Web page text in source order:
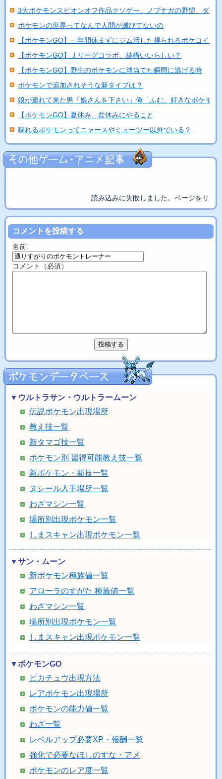
3大ポケモンスピオンオフ作品クソゲー、ノブナガの野望、ダッ...
ポケモンの世界ってなんで人間が滅びてないの
【ポケモンGO】一年間休まずにジム活した得られるポケコイン...
【ポケモンGO】Ｊリーグコラボ、結構いいらしい？
【ポケモンGO】野生のポケモンに球当てた瞬間に逃げる時
ポケモンで追加されそうな新タイプは？
娘が連れて来た男「娘さんを下さい」俺「ふむ、好きなポケモン
【ポケモンGO】夏休み、盆休みにやること
喋れるポケモンってニャースやミューツー以外でいる？
読み込みに失敗しました。ページをリロ
コメントを投稿する
名前:
コメント（必須）
▼ウルトラサン・ウルトラームーン
伝説ポケモン出現場所
教え技一覧
新タマゴ技一覧
ポケモン別 習得可能教え技一覧
新ポケモン・新技一覧
ヌシール入手場所一覧
わざマシン一覧
場所別出現ポケモン一覧
しまスキャン出現ポケモン一覧
▼サン・ムーン
新ポケモン種族値一覧
アローラのすがた 種族値一覧
わざマシン一覧
場所別出現ポケモン一覧
しまスキャン出現ポケモン一覧
▼ポケモンGO
ピカチュウ出現方法
レアポケモン出現場所
ポケモンの能力値一覧
わざ一覧
レベルアップ必要XP・報酬一覧
強化で必要なほしのすな・アメ
ポケモンのレア度一覧